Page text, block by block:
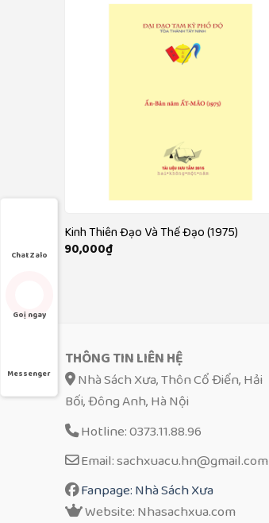
Kinh Thiên Đạo Và Thế Đạo (1975)
90,000₫
THÔNG TIN LIÊN HỆ
Nhà Sách Xưa, Thôn Cổ Điển, Hải
Bối, Đông Anh, Hà Nội
Hotline: 0373.11.88.96
Email: sachxuacu.hn@gmail.com
Fanpage: Nhà Sách Xưa
Website: Nhasachxua.com
Chat Zalo
Goị ngay
Messenger